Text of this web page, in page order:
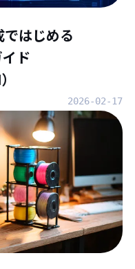
ではじめる
ド
2026-02-17